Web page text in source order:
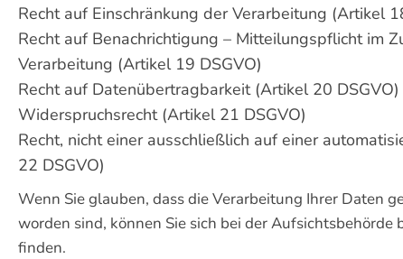
Recht auf Einschränkung der Verarbeitung (Artikel
Recht auf Benachrichtigung – Mitteilungspflicht im
Verarbeitung (Artikel 19 DSGVO)
Recht auf Datenübertragbarkeit (Artikel 20 DSGVO)
Widerspruchsrecht (Artikel 21 DSGVO)
Recht, nicht einer ausschließlich auf einer
22 DSGVO)
Wenn Sie glauben, dass die Verarbeitung Ihrer Daten
worden sind, können Sie sich bei der
finden.